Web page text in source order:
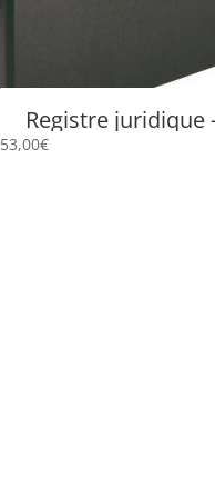
Registre juridique
Livre Journal
53,00€